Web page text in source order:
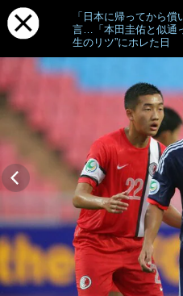
「日本に帰ってから
言…「本田圭佑と似通
生のリツ”にホレた日